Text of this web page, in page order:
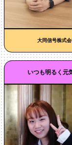
大同信号株式
いつも明るく元